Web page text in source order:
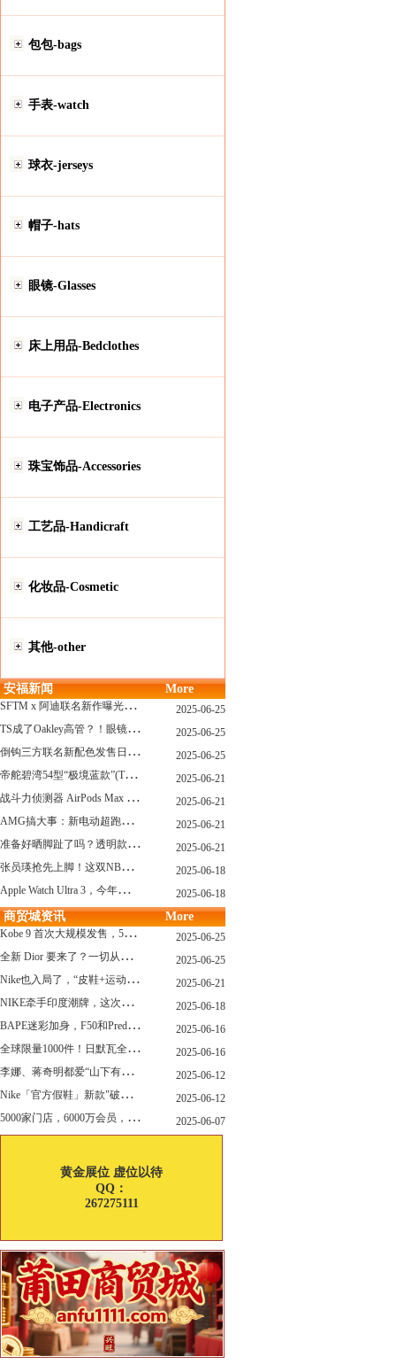
包包-bags
手表-watch
球衣-jerseys
帽子-hats
眼镜-Glasses
床上用品-Bedclothes
电子产品-Electronics
珠宝饰品-Accessories
工艺品-Handicraft
化妆品-Cosmetic
其他-other
安福新闻 More
S
FTM x 阿迪联名新作曝光，「超薄底」风格才是今年最大黑马？ 2025-06-25
T
S成了Oakley高管？！眼镜圈要变天了 2025-06-25
倒
钩三方联名新配色发售日确认，Travis Scott x Chase B 即将登场！ 2025-06-25
帝
舵碧湾54型“极境蓝款”(TUDOR Black Bay 54) 2025-06-21
战
斗力侦测器 AirPods Max 保护壳？？ 龙珠Z x CASETiFY 联名系列发布 2025-06-21
A
MG搞大事：新电动超跑模拟V8声浪 2025-06-21
准
备好晒脚趾了吗？透明款 AF1 要回归了 2025-06-21
张
员瑛抢先上脚！这双NB一看就要火 2025-06-18
A
pple Watch Ultra 3，今年秋天真的要来了？ 2025-06-18
商贸城资讯 More
K
obe 9 首次大规模发售，5双科比新款将同时上线！ 2025-06-25
全
新 Dior 要来了？一切从这只托特包开始说起！ 2025-06-25
N
ike也入局了，“皮鞋+运动鞋”风潮，你喜欢哪一款？ 2025-06-21
N
IKE牵手印度潮牌，这次真的不一样 2025-06-18
B
APE迷彩加身，F50和Predator迎来全新联名 2025-06-16
全
球限量1000件！日默瓦全新多功能设计凳来了 2025-06-16
李
娜、蒋奇明都爱“山下有松”！东方美学包袋，为什么引领风向？ 2025-06-12
N
ike「官方假鞋」新款"破防退出游戏"曝光，确认发售 2025-06-12
5
000家门店，6000万会员，30亿“内衣大王”大手笔分红！ 2025-06-07
黄金展位 虚位以待
QQ：
267275111